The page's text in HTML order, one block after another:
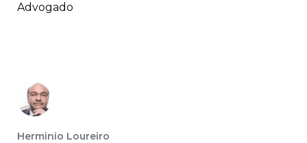
Advogado
Herminio Loureiro